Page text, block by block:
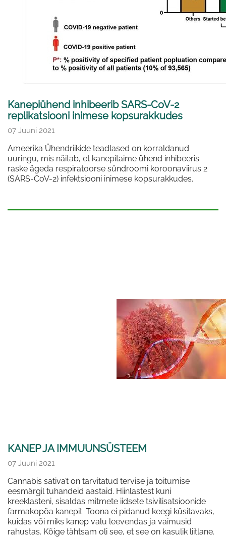
Kanepiühend inhibeerib SARS-CoV-2
replikatsiooni inimese kopsurakkudes
07 Juuni 2021
Ameerika Ühendriikide teadlased on korraldanud
uuringu, mis näitab, et kanepitaime ühend inhibeeris
raske ägeda respiratoorse sündroomi koroonaviirus 2
(SARS-CoV-2) infektsiooni inimese kopsurakkudes.
KANEP JA IMMUUNSÜSTEEM
07 Juuni 2021
Cannabis sativa’t on tarvitatud tervise ja toitumise
eesmärgil tuhandeid aastaid. Hiinlastest kuni
kreeklasteni, sisaldas mitmete iidsete tsivilisatsioonide
farmakopöa kanepit. Toona ei pidanud keegi küsitavaks,
kuidas või miks kanep valu leevendas ja vaimusid
rahustas. Kõige tähtsam oli see, et see on kasulik liitlane.